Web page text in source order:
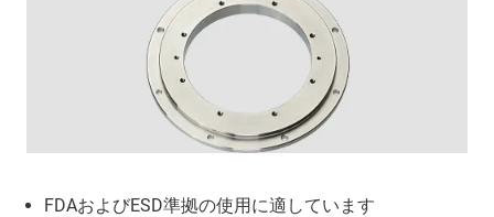
FDAおよびESD準拠の使用に適しています